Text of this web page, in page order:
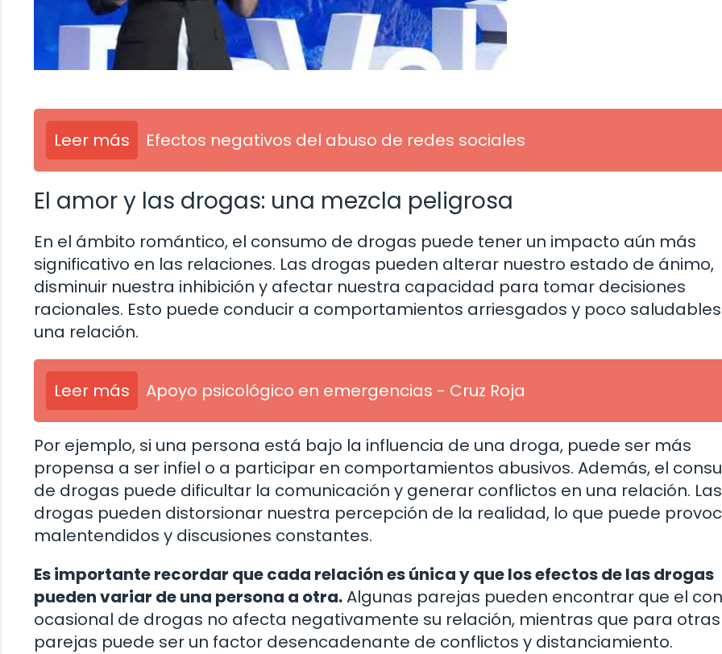
Leer más Efectos negativos del abuso de redes sociales
El amor y las drogas: una mezcla peligrosa
En el ámbito romántico, el consumo de drogas puede tener un impacto aún más
significativo en las relaciones. Las drogas pueden alterar nuestro estado de ánimo,
disminuir nuestra inhibición y afectar nuestra capacidad para tomar decisiones
racionales. Esto puede conducir a comportamientos arriesgados y poco
una relación.
Leer más Apoyo psicológico en emergencias - Cruz Roja
Por ejemplo, si una persona está bajo la influencia de una droga, puede ser más
propensa a ser infiel o a participar en comportamientos abusivos. Además, el
de drogas puede dificultar la comunicación y generar conflictos en una relación. Las
drogas pueden distorsionar nuestra percepción de la realidad, lo que puede
malentendidos y discusiones constantes.
Es importante recordar que cada relación es única y que los efectos de las drogas
pueden variar de una persona a otra.Algunas parejas pueden encontrar que el
ocasional de drogas no afecta negativamente su relación, mientras que para otras
parejas puede ser un factor desencadenante de conflictos y distanciamiento.